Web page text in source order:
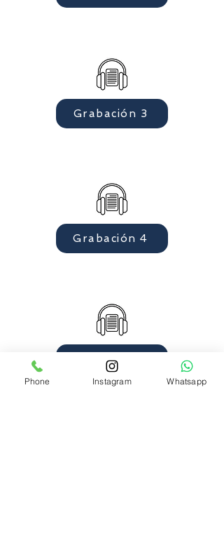
Grabación 3
Grabación 4
Grabación 5
Phone Instagram Whatsapp